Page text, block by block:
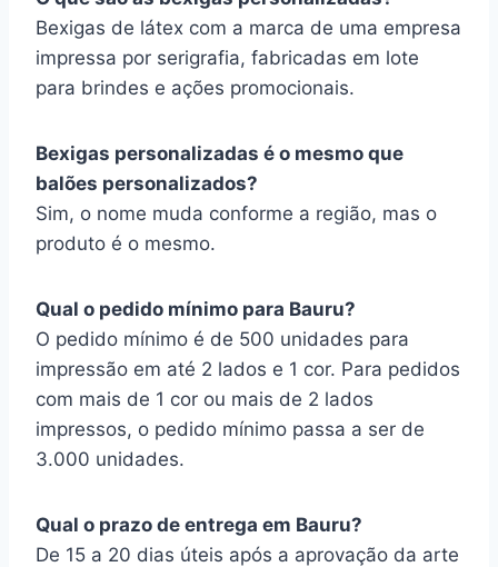
Bexigas de látex com a marca de uma empresa
impressa por serigrafia, fabricadas em lote
para brindes e ações promocionais.
Bexigas personalizadas é o mesmo que
balões personalizados?
Sim, o nome muda conforme a região, mas o
produto é o mesmo.
Qual o pedido mínimo para Bauru?
O pedido mínimo é de 500 unidades para
impressão em até 2 lados e 1 cor. Para pedidos
com mais de 1 cor ou mais de 2 lados
impressos, o pedido mínimo passa a ser de
3.000 unidades.
Qual o prazo de entrega em Bauru?
De 15 a 20 dias úteis após a aprovação da arte